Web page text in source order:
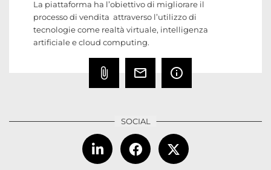
La piattaforma ha l’obiettivo di migliorare il
processo di vendita attraverso l’utilizzo di
tecnologie come realtà virtuale, intelligenza
artificiale e cloud computing.
attach_file mail_outline info_outline